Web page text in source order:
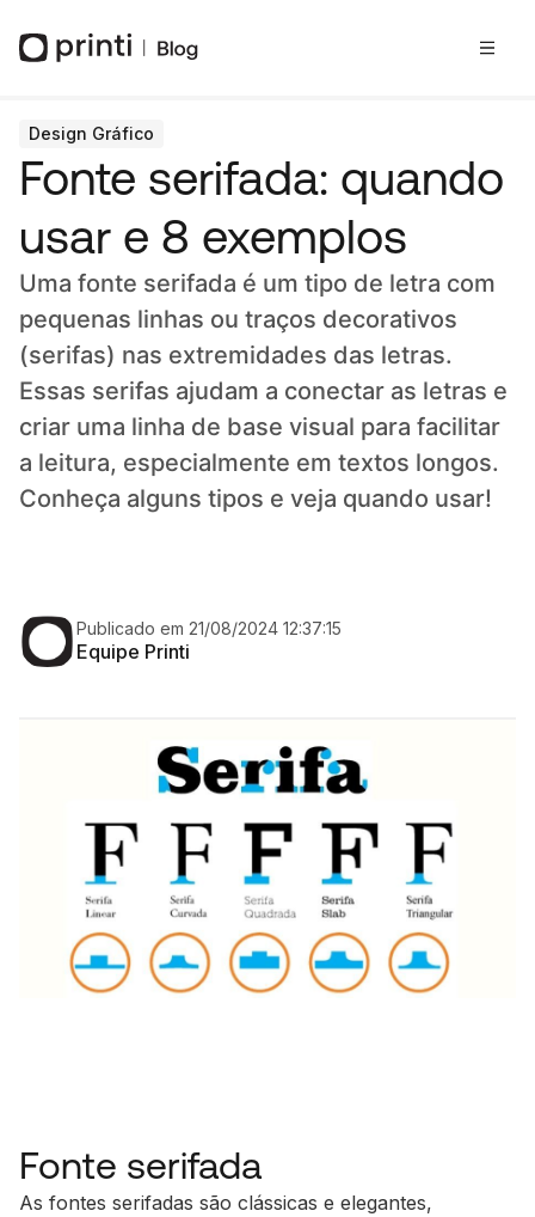
Design Gráfico
Fonte serifada: quando
usar e 8 exemplos
Uma fonte serifada é um tipo de letra com
pequenas linhas ou traços decorativos
(serifas) nas extremidades das letras.
Essas serifas ajudam a conectar as letras e
criar uma linha de base visual para facilitar
a leitura, especialmente em textos longos.
Conheça alguns tipos e veja quando usar!
Publicado em 21/08/2024 12:37:15
Equipe Printi
Fonte serifada
As fontes serifadas são clássicas e elegantes,